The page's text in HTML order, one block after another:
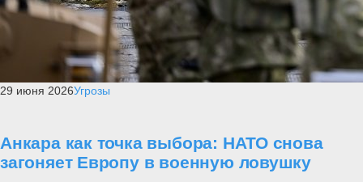
29 июня 2026Угрозы
Анкара как точка выбора: НАТО снова
загоняет Европу в военную ловушку